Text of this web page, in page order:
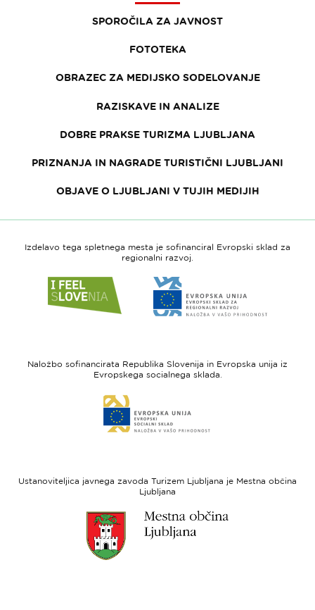
SPOROČILA ZA JAVNOST
FOTOTEKA
OBRAZEC ZA MEDIJSKO SODELOVANJE
RAZISKAVE IN ANALIZE
DOBRE PRAKSE TURIZMA LJUBLJANA
PRIZNANJA IN NAGRADE TURISTIČNI LJUBLJANI
OBJAVE O LJUBLJANI V TUJIH MEDIJIH
Izdelavo tega spletnega mesta je sofinanciral Evropski sklad za
regionalni razvoj.
do
spletne
Slovenia
do
spletne
-
regionalni
Naložbo sofinancirata Republika Slovenija in Evropska unija iz
Evropskega socialnega sklada.
do
spletne
sklad
Ustanoviteljica javnega zavoda Turizem Ljubljana je Mestna občina
Ljubljana